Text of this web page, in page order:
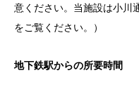
意ください。当施設は小川
をご覧ください。）
地下鉄駅からの所要時間